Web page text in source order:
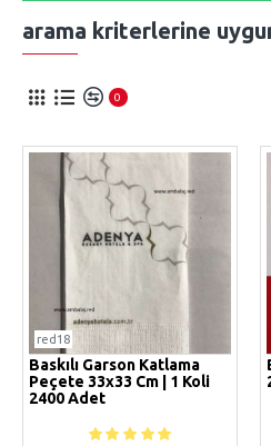
arama kriterlerine
0
red18
Baskılı Garson Katlama
Peçete 33x33 Cm | 1 Koli
2400 Adet